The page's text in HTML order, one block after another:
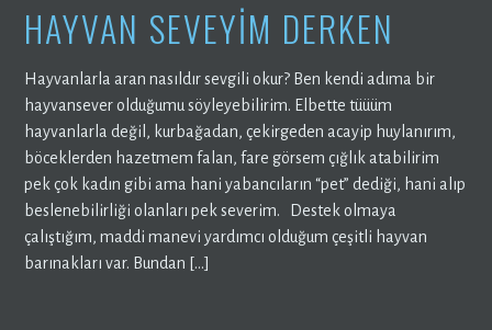
HAYVAN SEVEYİM DERKEN
Hayvanlarla aran nasıldır sevgili okur? Ben kendi adıma bir
hayvansever olduğumu söyleyebilirim. Elbette tüüüm
hayvanlarla değil, kurbağadan, çekirgeden acayip huylanırım,
böceklerden hazetmem falan, fare görsem çığlık atabilirim
pek çok kadın gibi ama hani yabancıların “pet” dediği, hani alıp
beslenebilirliği olanları pek severim. Destek olmaya
çalıştığım, maddi manevi yardımcı olduğum çeşitli hayvan
barınakları var. Bundan […]